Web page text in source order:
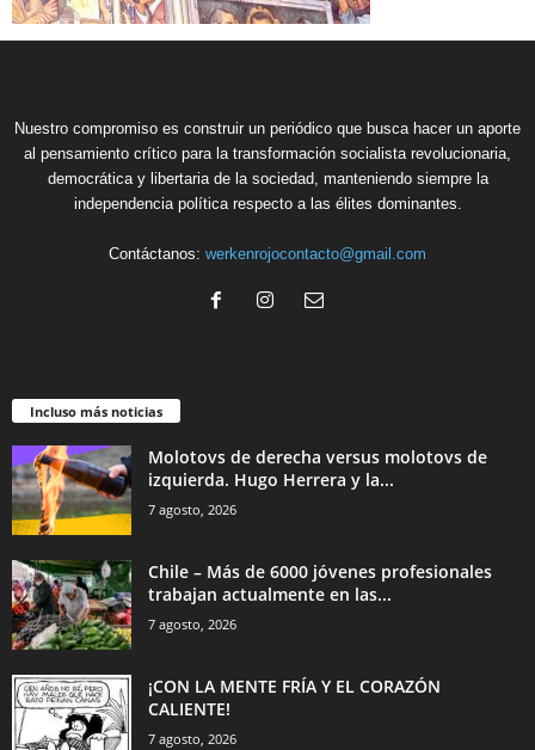
Nuestro compromiso es construir un periódico que busca hacer un aporte
al pensamiento crítico para la transformación socialista revolucionaria,
democrática y libertaria de la sociedad, manteniendo siempre la
independencia política respecto a las élites dominantes.
Contáctanos: werkenrojocontacto@gmail.com
Incluso más noticias
Molotovs de derecha versus molotovs de
izquierda. Hugo Herrera y la...
7 agosto, 2026
Chile – Más de 6000 jóvenes profesionales
trabajan actualmente en las...
7 agosto, 2026
¡CON LA MENTE FRÍA Y EL CORAZÓN
CALIENTE!
7 agosto, 2026